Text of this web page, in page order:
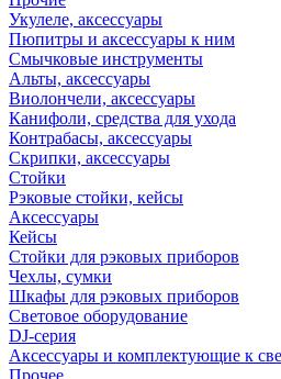
Укулеле, аксессуары
Пюпитры и аксессуары к ним
Смычковые инструменты
Альты, аксессуары
Виолончели, аксессуары
Канифоли, средства для ухода
Контрабасы, аксессуары
Скрипки, аксессуары
Стойки
Рэковые стойки, кейсы
Аксессуары
Кейсы
Стойки для рэковых приборов
Чехлы, сумки
Шкафы для рэковых приборов
Световое оборудование
DJ-серия
Аксессуары и комплектующие к
Прочее